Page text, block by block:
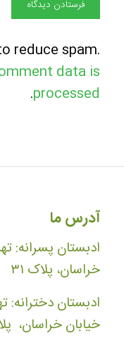
reduce spam.
data is
processed
.
آدرس ما
ادبستان پسرانه:
خراسان، پلاک ۳۱
ادبستان دخترانه:
خیابان خراسان،